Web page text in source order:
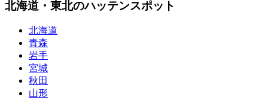
北海道・東北のハッテンスポット
北海道
青森
岩手
宮城
秋田
山形